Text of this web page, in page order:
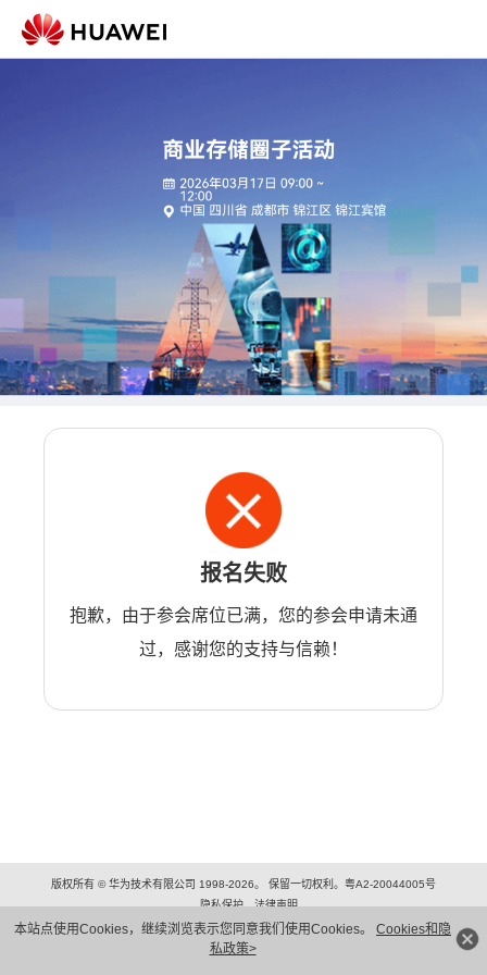
本站点使用Cookies，继续浏览表示您同意我们使用Cookies。 Cookies和隐
私政策>
报名失败
抱歉，由于参会席位已满，您的参会申请未通
过，感谢您的支持与信赖！
版权所有 © 华为技术有限公司 1998-2026。 保留一切权利。粤A2-20044005号
隐私保护
法律声明